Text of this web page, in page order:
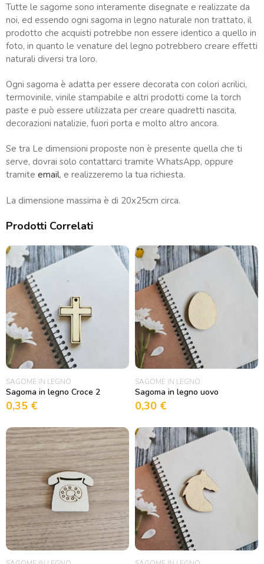
Tutte le sagome sono interamente disegnate e realizzate da
noi, ed essendo ogni sagoma in legno naturale non trattato, il
prodotto che acquisti potrebbe non essere identico a quello in
foto, in quanto le venature del legno potrebbero creare effetti
naturali diversi tra loro.
Ogni sagoma è adatta per essere decorata con colori acrilici,
termovinile, vinile stampabile e altri prodotti come la torch
paste e può essere utilizzata per creare quadretti nascita,
decorazioni natalizie, fuori porta e molto altro ancora.
Se tra Le dimensioni proposte non è presente quella che ti
serve, dovrai solo contattarci tramite WhatsApp, oppure
tramite email, e realizzeremo la tua richiesta.
La dimensione massima è di 20x25cm circa.
Prodotti Correlati
SAGOME IN LEGNO
Sagoma in legno Croce 2
0,35 €
SAGOME IN LEGNO
Sagoma in legno uovo
0,30 €